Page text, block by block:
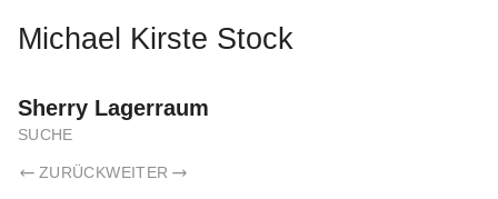
Michael Kirste Stock
Sherry Lagerraum
SUCHE
ZURÜCKWEITER